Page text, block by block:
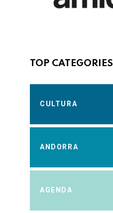
TOP CATEGORIES
CULTURA
ANDORRA
AGENDA